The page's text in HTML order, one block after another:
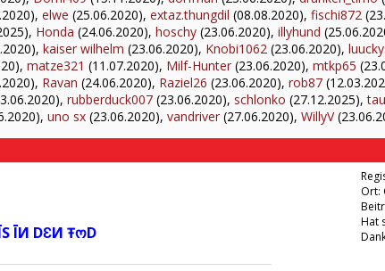
elwe (25.06.2020), extaz.thungdil (08.08.2020), fischi872
Honda (24.06.2020), hoschy (23.06.2020), illyhund
kaiser wilhelm (23.06.2020), Knobi1062 (23.06.2020),
matze321 (11.07.2020), Milf-Hunter (23.06.2020), mtkp65
Ravan (24.06.2020), Raziel26 (23.06.2020), rob87
rubberduck007 (23.06.2020), schlonko (27.12.2025),
uno sx (23.06.2020), vandriver (27.06.2020), WillyV
ĪИ DƐИ ŦოD
Ort:
Hat